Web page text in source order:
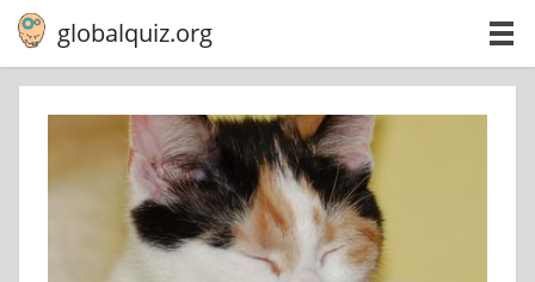
globalquiz.org